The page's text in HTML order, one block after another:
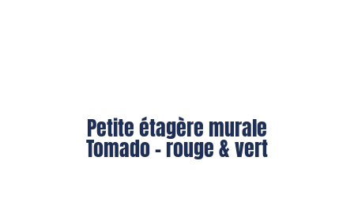
Petite étagère murale
Tomado – rouge & vert